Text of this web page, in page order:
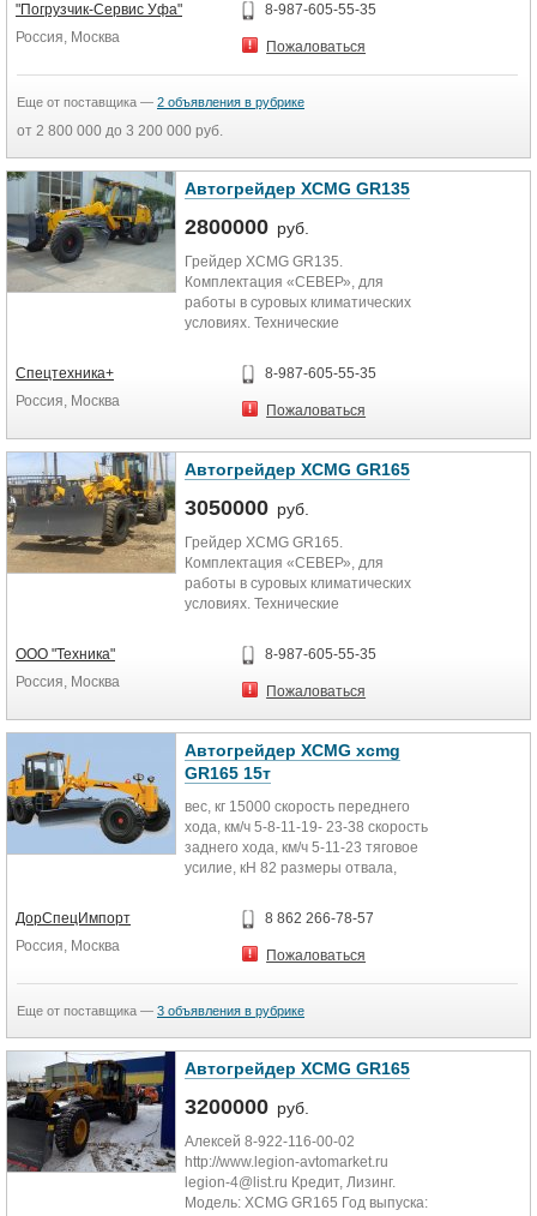
"Погрузчик-Сервис Уфа"
Россия, Москва
8-987-605-55-35
Пожаловаться
Еще от поставщика — 2 объявления в рубрике
от 2 800 000 до 3 200 000 руб.
Автогрейдер XCMG GR135
2800000 руб.
Грейдер XCMG GR135.
Комплектация «СЕВЕР», для
работы в суровых климатических
условиях. Технические
Спецтехника+
Россия, Москва
8-987-605-55-35
Пожаловаться
Автогрейдер XCMG GR165
3050000 руб.
Грейдер XCMG GR165.
Комплектация «СЕВЕР», для
работы в суровых климатических
условиях. Технические
ООО "Техника"
Россия, Москва
8-987-605-55-35
Пожаловаться
Автогрейдер XCMG xcmg
GR165 15т
вес, кг 15000 скорость переднего
хода, км/ч 5-8-11-19- 23-38 скорость
заднего хода, км/ч 5-11-23 тяговое
усилие, кН 82 размеры отвала,
ДорСпецИмпорт
Россия, Москва
8 862 266-78-57
Пожаловаться
Еще от поставщика — 3 объявления в рубрике
Автогрейдер XCMG GR165
3200000 руб.
Алексей 8-922-116-00-02
http://www.legion-avtomarket.ru
legion-4@list.ru Кредит, Лизинг.
Модель: XCMG GR165 Год выпуска: